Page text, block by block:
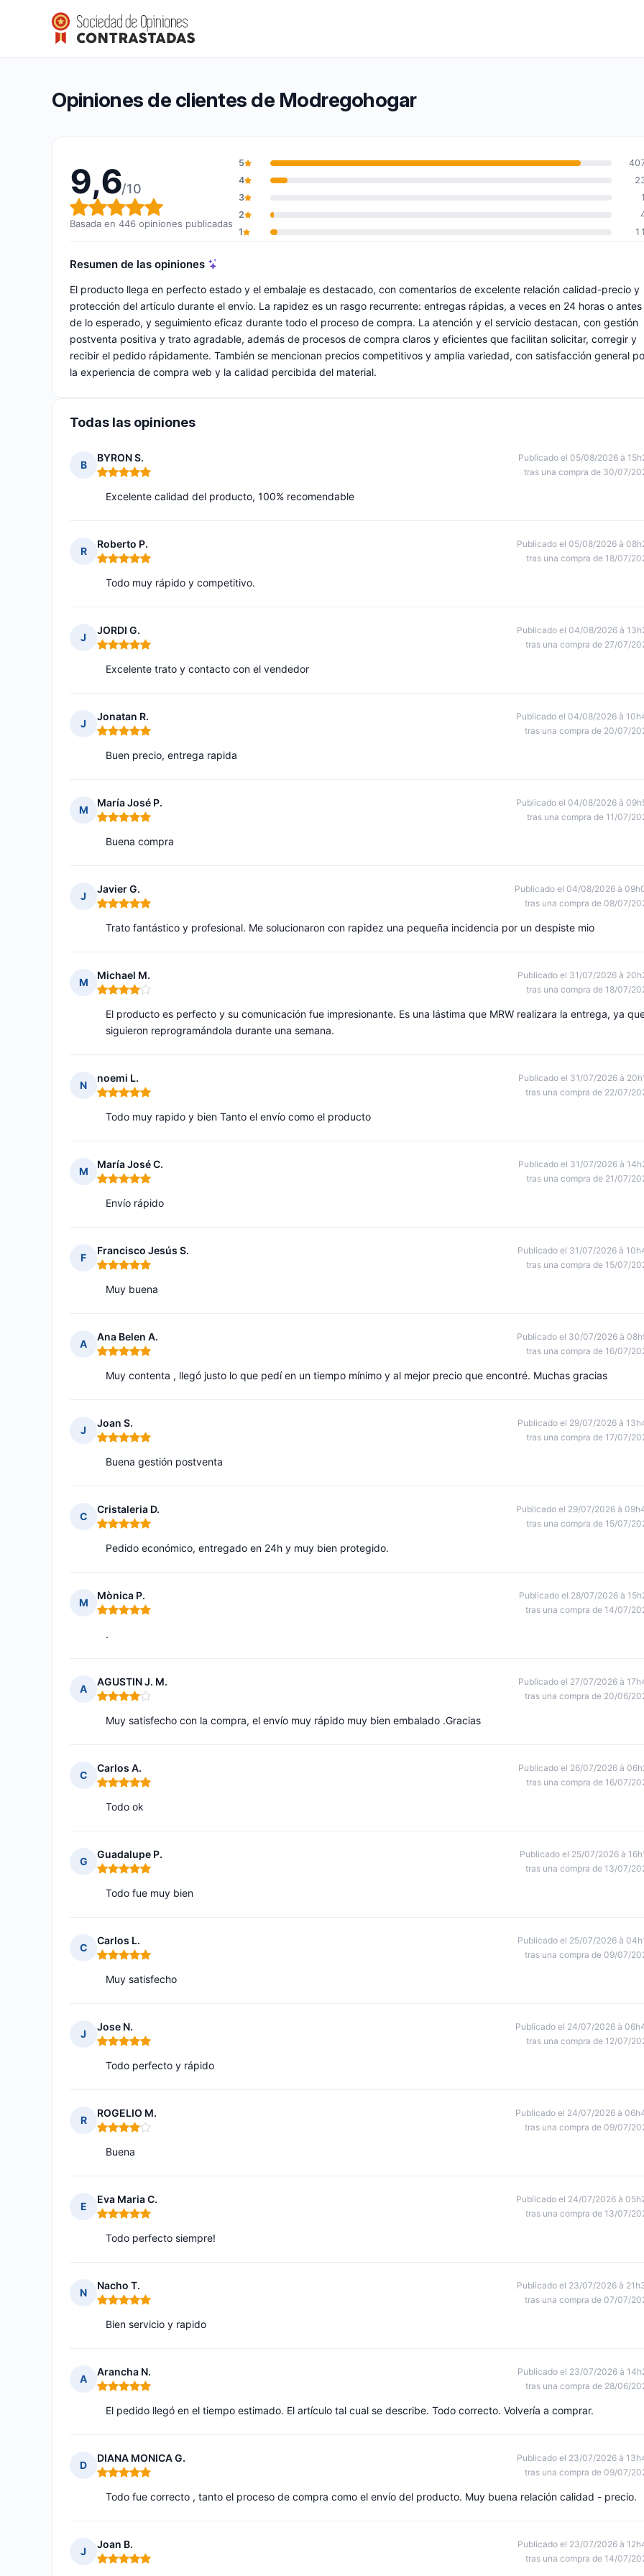
Modregohogar
Calificación global: 9,6 de 10
9,6/10(446 opiniones)
Opiniones de clientes de Modregohogar
9,6/10
Calificación global: 9,6 de 10
Basada en 446 opiniones publicadas
5
4
3
1
2
1
11
Resumen de las opiniones
El producto llega en perfecto estado y el embalaje es destacado, con comentarios de excelente relación calidad-precio y
protección del artículo durante el envío. La rapidez es un rasgo recurrente: entregas rápidas, a veces en 24 horas o antes
de lo esperado, y seguimiento eficaz durante todo el proceso de compra. La atención y el servicio destacan, con gestión
postventa positiva y trato agradable, además de procesos de compra claros y eficientes que facilitan solicitar, corregir y
recibir el pedido rápidamente. También se mencionan precios competitivos y amplia variedad, con satisfacción general
la experiencia de compra web y la calidad percibida del material.
Todas las opiniones
B
BYRON S.
Nota: 5 de 5
Publicado el 05/08/2026 à
tras una compra de 30/07/
Excelente calidad del producto, 100% recomendable
R
Roberto P.
Nota: 5 de 5
Publicado el 05/08/2026 à
tras una compra de 18/07/
Todo muy rápido y competitivo.
J
JORDI G.
Nota: 5 de 5
Publicado el 04/08/2026 à
tras una compra de 27/07/
Excelente trato y contacto con el vendedor
J
Jonatan R.
Nota: 5 de 5
Publicado el 04/08/2026 à
tras una compra de 20/07/
Buen precio, entrega rapida
M
María José P.
Nota: 5 de 5
Publicado el 04/08/2026 à
tras una compra de 11/07/
Buena compra
J
Javier G.
Nota: 5 de 5
Publicado el 04/08/2026 à
tras una compra de 08/07/
Trato fantástico y profesional. Me solucionaron con rapidez una pequeña incidencia por un despiste mio
M
Michael M.
Nota: 4 de 5
Publicado el 31/07/2026 à
tras una compra de 18/07/
El producto es perfecto y su comunicación fue impresionante. Es una lástima que MRW realizara la entrega, ya
siguieron reprogramándola durante una semana.
N
noemi L.
Nota: 5 de 5
Publicado el 31/07/2026 à
tras una compra de 22/07/
Todo muy rapido y bien Tanto el envío como el producto
M
María José C.
Nota: 5 de 5
Publicado el 31/07/2026 à
tras una compra de 21/07/
Envío rápido
F
Francisco Jesús S.
Nota: 5 de 5
Publicado el 31/07/2026 à
tras una compra de 15/07/
Muy buena
A
Ana Belen A.
Nota: 5 de 5
Publicado el 30/07/2026 à
tras una compra de 16/07/
Muy contenta , llegó justo lo que pedí en un tiempo mínimo y al mejor precio que encontré. Muchas gracias
J
Joan S.
Nota: 5 de 5
Publicado el 29/07/2026 à
tras una compra de 17/07/
Buena gestión postventa
C
Cristaleria D.
Nota: 5 de 5
Publicado el 29/07/2026 à
tras una compra de 15/07/
Pedido económico, entregado en 24h y muy bien protegido.
M
Mònica P.
Nota: 5 de 5
Publicado el 28/07/2026 à
tras una compra de 14/07/
.
A
AGUSTIN J. M.
Nota: 4 de 5
Publicado el 27/07/2026 à
tras una compra de 20/06/
Muy satisfecho con la compra, el envío muy rápido muy bien embalado .Gracias
C
Carlos A.
Nota: 5 de 5
Publicado el 26/07/2026 à
tras una compra de 16/07/
Todo ok
G
Guadalupe P.
Nota: 5 de 5
Publicado el 25/07/2026 à
tras una compra de 13/07/
Todo fue muy bien
C
Carlos L.
Nota: 5 de 5
Publicado el 25/07/2026 à
tras una compra de 09/07/
Muy satisfecho
J
Jose N.
Nota: 5 de 5
Publicado el 24/07/2026 à
tras una compra de 12/07/
Todo perfecto y rápido
R
ROGELIO M.
Nota: 4 de 5
Publicado el 24/07/2026 à
tras una compra de 09/07/
Buena
E
Eva Maria C.
Nota: 5 de 5
Publicado el 24/07/2026 à
tras una compra de 13/07/
Todo perfecto siempre!
N
Nacho T.
Nota: 5 de 5
Publicado el 23/07/2026 à
tras una compra de 07/07/
Bien servicio y rapido
A
Arancha N.
Nota: 5 de 5
Publicado el 23/07/2026 à
tras una compra de 28/06/
El pedido llegó en el tiempo estimado. El artículo tal cual se describe. Todo correcto. Volvería a comprar.
D
DIANA MONICA G.
Nota: 5 de 5
Publicado el 23/07/2026 à
tras una compra de 09/07/
Todo fue correcto , tanto el proceso de compra como el envío del producto. Muy buena relación calidad - precio.
J
Joan B.
Nota: 5 de 5
Publicado el 23/07/2026 à
tras una compra de 14/07/